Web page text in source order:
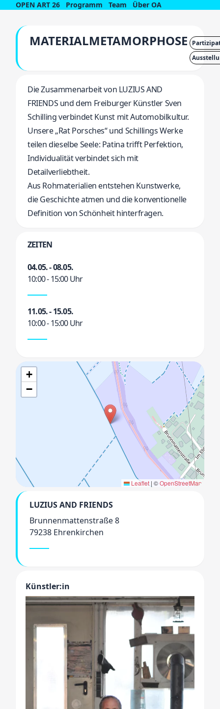
OPEN ART 26 Programm Team Über OA
MATERIALMETAMORPHOSE
Die Zusammenarbeit von LUZIUS AND
FRIENDS und dem Freiburger Künstler Sven
Schilling verbindet Kunst mit Automobilkultur.
Unsere „Rat Porsches“ und Schillings Werke
teilen dieselbe Seele: Patina trifft Perfektion,
Individualität verbindet sich mit
Detailverliebtheit.
Aus Rohmaterialien entstehen Kunstwerke,
die Geschichte atmen und die konventionelle
Definition von Schönheit hinterfragen.
ZEITEN
04.05. - 08.05.
10:00 - 15:00 Uhr
11.05. - 15.05.
10:00 - 15:00 Uhr
+
−
Leaflet | ©OpenStreetMap
LUZIUS AND FRIENDS
Brunnenmattenstraße 8
79238 Ehrenkirchen
Künstler:in